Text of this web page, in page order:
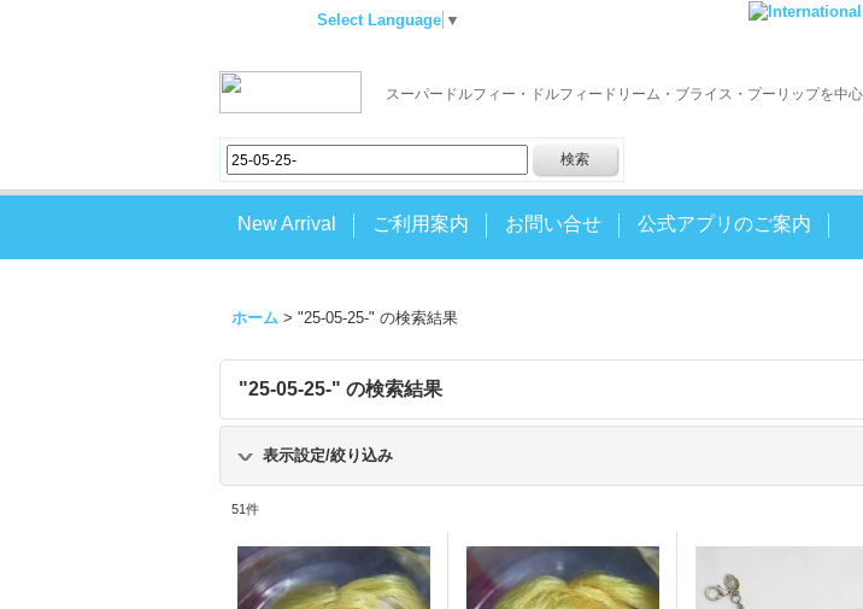
Select Language ▼
スーパードルフィー・ドルフィードリーム・ブライス・プーリップを中
New Arrival ご利用案内 お問い合せ 公式アプリのご案内
ホーム > "25-05-25-" の検索結果
"25-05-25-" の検索結果
表示設定/絞り込み
51件